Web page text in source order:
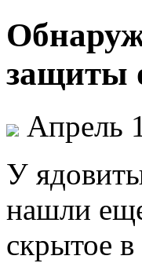
защиты
Апрель
У
нашли
скрытое